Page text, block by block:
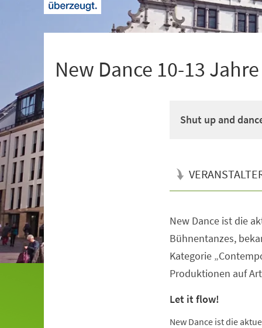
New Dance 10-13
Shut up and
New Dance ist die
Bühnentanzes,
Kategorie
Produktionen auf
Let it flow!
New Dance ist die